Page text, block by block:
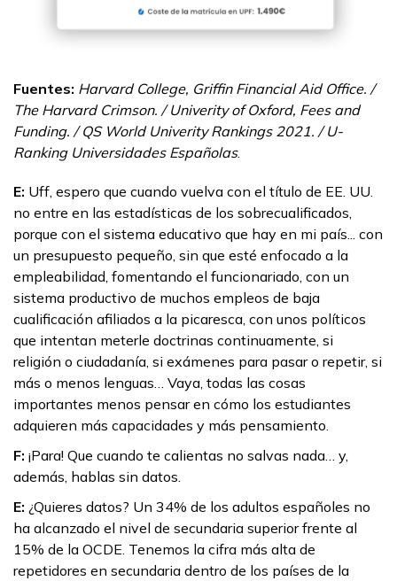
Fuentes: Harvard College, Griffin Financial Aid Office. /
The Harvard Crimson. / Univerity of Oxford, Fees and
Funding. / QS World Univerity Rankings 2021. / U-
Ranking Universidades Españolas.
E: Uff, espero que cuando vuelva con el título de EE. UU.
no entre en las estadísticas de los sobrecualificados,
porque con el sistema educativo que hay en mi país... con
un presupuesto pequeño, sin que esté enfocado a la
empleabilidad, fomentando el funcionariado, con un
sistema productivo de muchos empleos de baja
cualificación afiliados a la picaresca, con unos políticos
que intentan meterle doctrinas continuamente, si
religión o ciudadanía, si exámenes para pasar o repetir, si
más o menos lenguas… Vaya, todas las cosas
importantes menos pensar en cómo los estudiantes
adquieren más capacidades y más pensamiento.
F: ¡Para! Que cuando te calientas no salvas nada… y,
además, hablas sin datos.
E: ¿Quieres datos? Un 34% de los adultos españoles no
ha alcanzado el nivel de secundaria superior frente al
15% de la OCDE. Tenemos la cifra más alta de
repetidores en secundaria dentro de los países de la